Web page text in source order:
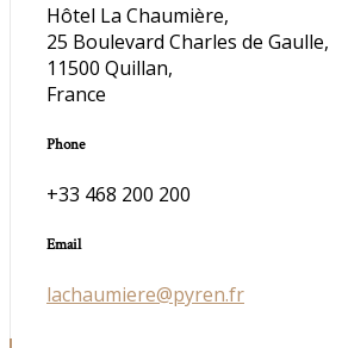
Hôtel La Chaumière,
25 Boulevard Charles de Gaulle,
11500 Quillan,
France
Phone
+33 468 200 200
Email
lachaumiere@pyren.fr